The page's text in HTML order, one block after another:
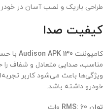
طراحی باریک و نصب آسان در
کیفیت صدا
کامپوننت Audison APK 130
مناسب، صدایی متعادل و شفاف را
ویژگی‌ها باعث می‌شود کاربر
خودرو داشته باشد.